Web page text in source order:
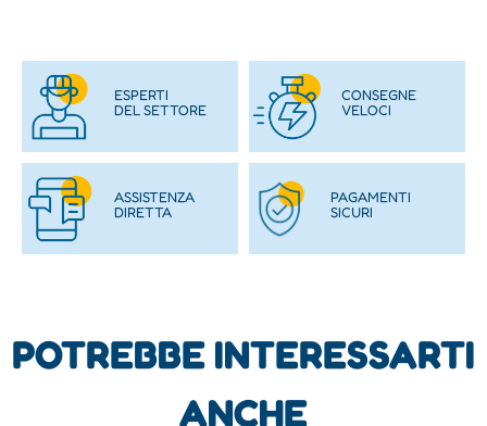
ESPERTI
DEL SETTORE
CONSEGNE
VELOCI
ASSISTENZA
DIRETTA
PAGAMENTI
SICURI
POTREBBE INTERESSARTI
ANCHE